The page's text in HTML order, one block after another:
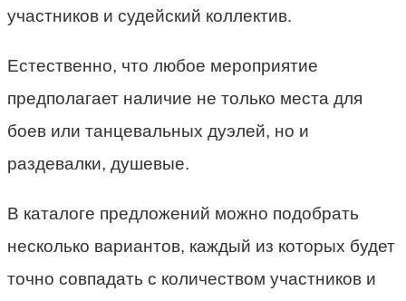
участников и судейский коллектив.
Естественно, что любое мероприятие
предполагает наличие не только места для
боев или танцевальных дуэлей, но и
раздевалки, душевые.
В каталоге предложений можно подобрать
несколько вариантов, каждый из которых будет
точно совпадать с количеством участников и